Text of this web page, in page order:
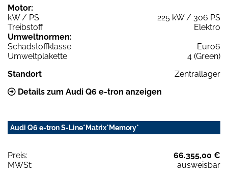
Motor:
kW / PS
225 kW / 306 PS
Treibstoff
Elektro
Umweltnormen:
Schadstoffklasse
Euro6
Umweltplakette
4 (Green)
Standort
Zentrallager
Details zum Audi Q6 e-tron anzeigen
Audi Q6 e-tron S-Line*Matrix*Memory*
Preis:
66.355,00 €
MWSt:
ausweisbar